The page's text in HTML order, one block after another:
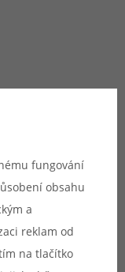
fungování
obsahu
a
reklam od
na tlačítko